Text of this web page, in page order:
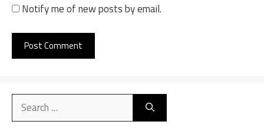
Notify me of new posts by email.
e
Search